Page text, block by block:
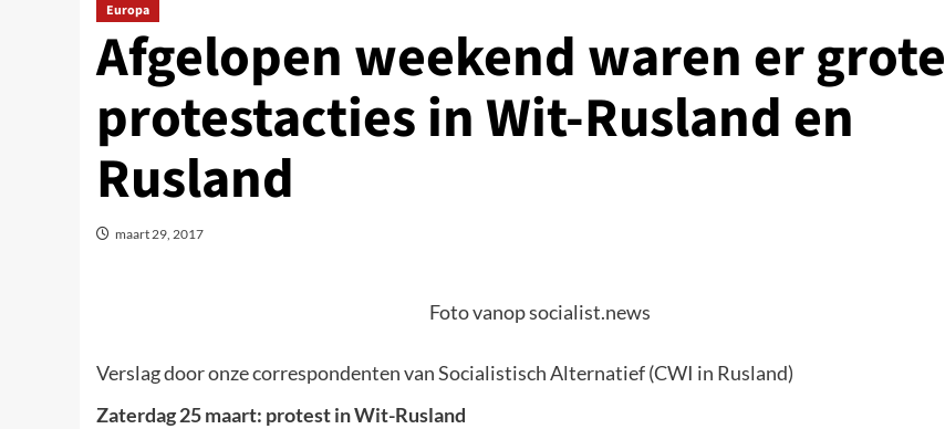
Europa
Afgelopen weekend waren er grote
protestacties in Wit-Rusland en
Rusland
maart 29, 2017
Foto vanop socialist.news
Verslag door onze correspondenten van Socialistisch Alternatief (CWI in Rusland)
Zaterdag 25 maart: protest in Wit-Rusland